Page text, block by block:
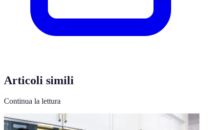
Articoli simili
Continua la lettura